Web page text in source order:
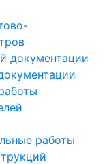
документации
работы